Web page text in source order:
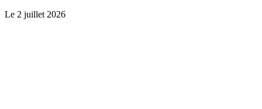
Le 2 juillet 2026